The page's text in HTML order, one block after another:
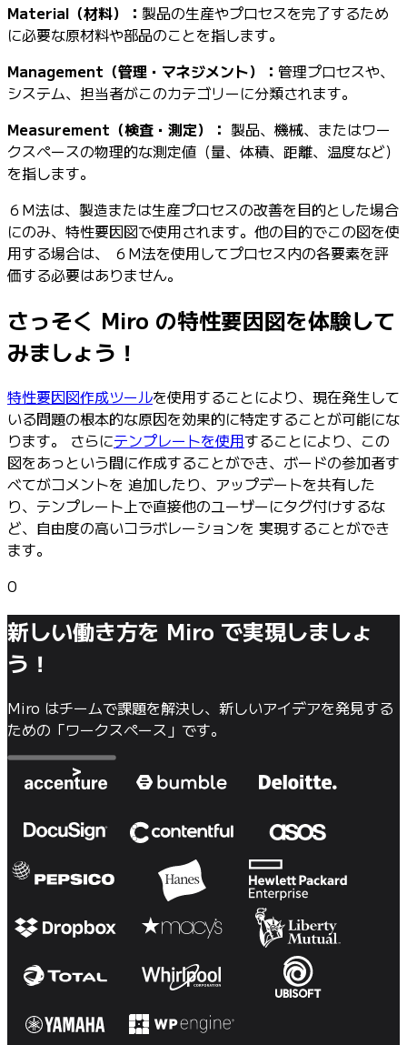
Material（材料）： 製品の生産やプロセスを完了するため
に必要な原材料や部品のことを指します。
Management（管理・マネジメント）： 管理プロセスや、
システム、担当者がこのカテゴリーに分類されます。
Measurement（検査・測定）： 製品、機械、またはワー
クスペースの物理的な測定値（量、体積、距離、温度など）
を指します。
６M法は、製造または生産プロセスの改善を目的とした場合
にのみ、特性要因図で使用されます。他の目的でこの図を使
用する場合は、 ６M法を使用してプロセス内の各要素を評
価する必要はありません。
さっそく Miro の特性要因図を体験して
みましょう！
特性要因図作成ツールを使用することにより、現在発生して
いる問題の根本的な原因を効果的に特定することが可能にな
ります。 さらにテンプレートを使用することにより、この
図をあっという間に作成することができ、ボードの参加者す
べてがコメントを 追加したり、アップデートを共有した
り、テンプレート上で直接他のユーザーにタグ付けするな
ど、自由度の高いコラボレーションを 実現することができ
ます。
0
新しい働き方を Miro で実現しましょ
う！
Miro はチームで課題を解決し、新しいアイデアを発見する
ための「ワークスペース」です。